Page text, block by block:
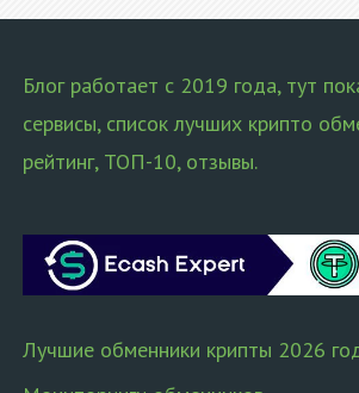
Блог работает с 2019 года, тут
сервисы, список лучших крипто
рейтинг, ТОП-10, отзывы.
Лучшие обменники крипты 2026